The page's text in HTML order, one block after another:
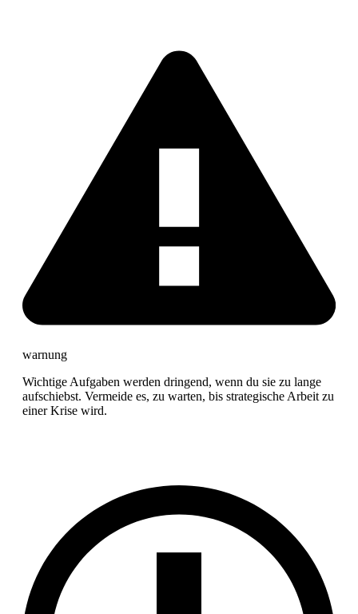
warnung
Wichtige Aufgaben werden dringend, wenn du sie zu lange
aufschiebst. Vermeide es, zu warten, bis strategische Arbeit zu
einer Krise wird.